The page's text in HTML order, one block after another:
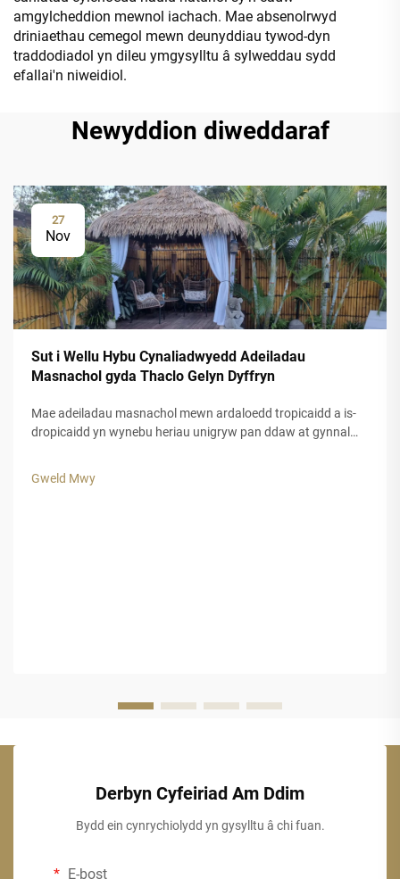
amgylcheddion mewnol iachach. Mae absenolrwyd
driniaethau cemegol mewn deunyddiau tywod-dyn
traddodiadol yn dileu ymgysylltu â sylweddau sydd
efallai'n niweidiol.
Newyddion diweddaraf
27
Nov
Sut i Wellu Hybu Cynaliadwyedd Adeiladau
Masnachol gyda Thaclo Gelyn Dyffryn
Mae adeiladau masnachol mewn ardaloedd tropicaidd a is-
dropicaidd yn wynebu heriau unigryw pan ddaw at gynnal
yn methu pan gaiff eu rhoi i agored i'w gofodolaeth gryf.
Gweld Mwy
Derbyn Cyfeiriad Am Ddim
Bydd ein cynrychiolydd yn gysylltu â chi fuan.
E-bost